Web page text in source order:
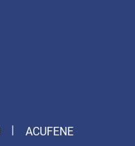
ACUFENE